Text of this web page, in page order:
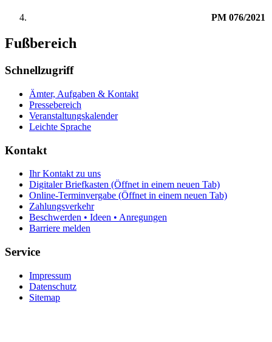
PM 076/2021
Fußbereich
Schnellzugriff
Ämter, Aufgaben & Kontakt
Pressebereich
Veranstaltungskalender
Leichte Sprache
Kontakt
Ihr Kontakt zu uns
Digitaler Briefkasten (Öffnet in einem neuen Tab)
Online-Terminvergabe (Öffnet in einem neuen Tab)
Zahlungsverkehr
Beschwerden • Ideen • Anregungen
Barriere melden
Service
Impressum
Datenschutz
Sitemap